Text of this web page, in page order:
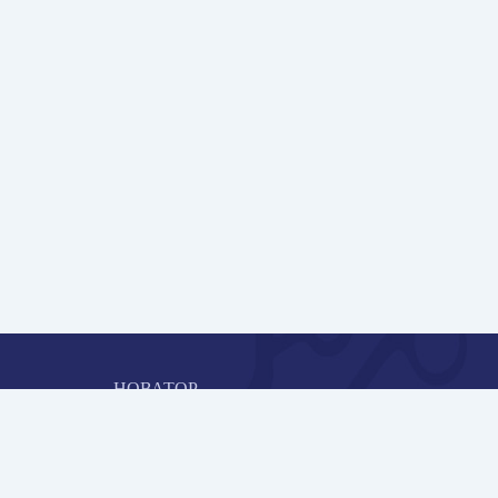
НОВАТОР